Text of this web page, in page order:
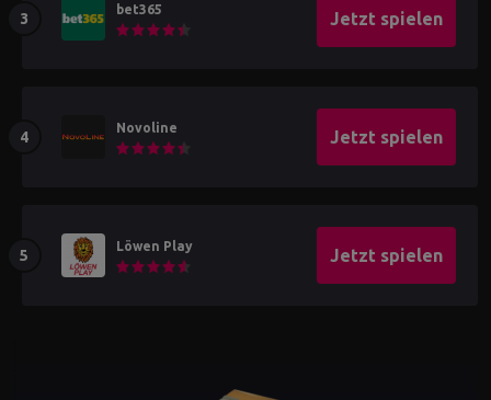
bet365 Jetzt spielen
Novoline Jetzt spielen
Löwen Play Jetzt spielen